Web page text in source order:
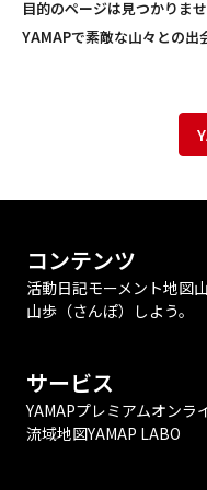
目的のページは見つかりませ
YAMAPで素敵な山々との出
コンテンツ
活動日記モーメント地図
山歩（さんぽ）しよう。
サービス
YAMAPプレミアムオンラ
流域地図YAMAP LABO